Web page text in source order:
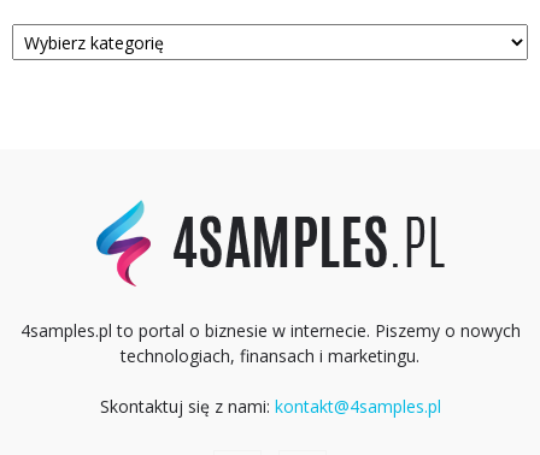
Kategorie
4samples.pl to portal o biznesie w internecie. Piszemy o nowych
technologiach, finansach i marketingu.
Skontaktuj się z nami: kontakt@4samples.pl